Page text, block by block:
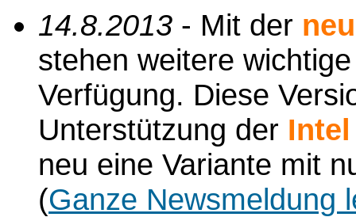
14.8.2013 - Mit der
stehen weitere
Verfügung. Diese
Unterstützung der
neu eine Variante mit
(Ganze Newsmeldung